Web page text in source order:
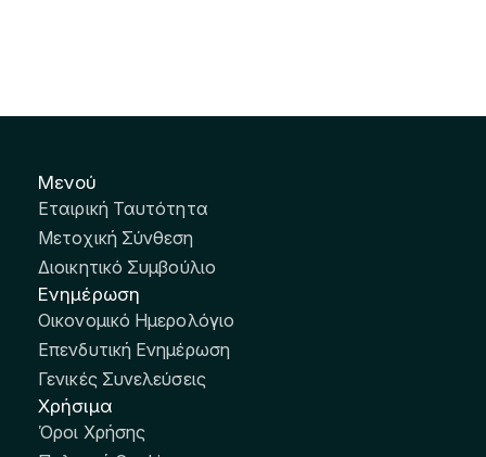
Μενού
Εταιρική Ταυτότητα
Μετοχική Σύνθεση
Διοικητικό Συμβούλιο
Ενημέρωση
Οικονομικό Ημερολόγιο
Επενδυτική Ενημέρωση
Γενικές Συνελεύσεις
Χρήσιμα
Όροι Χρήσης